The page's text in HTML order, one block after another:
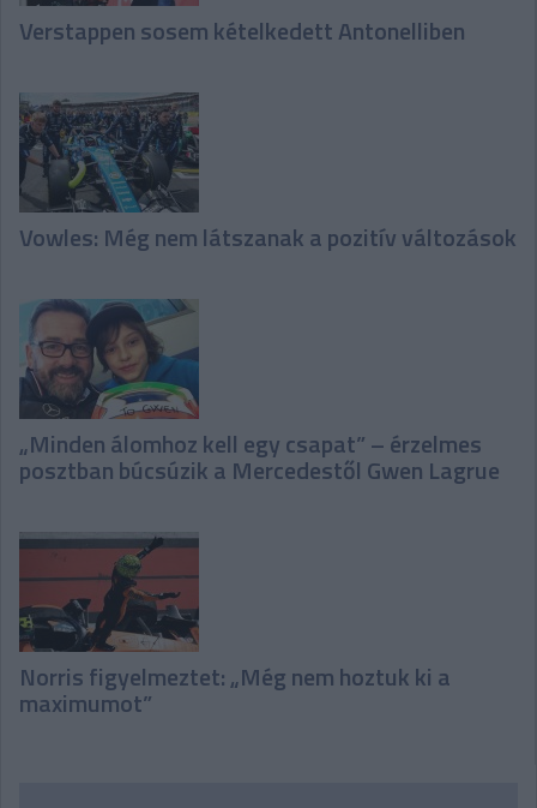
Verstappen sosem kételkedett Antonelliben
Vowles: Még nem látszanak a pozitív változások
„Minden álomhoz kell egy csapat” – érzelmes
posztban búcsúzik a Mercedestől Gwen Lagrue
Norris figyelmeztet: „Még nem hoztuk ki a
maximumot”